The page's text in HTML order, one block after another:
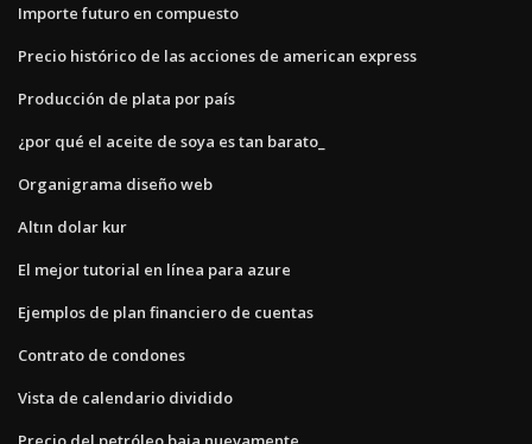
Importe futuro en compuesto
Precio histórico de las acciones de american express
Producción de plata por país
¿por qué el aceite de soya es tan barato_
Organigrama diseño web
Altın dolar kur
El mejor tutorial en línea para azure
Ejemplos de plan financiero de cuentas
Contrato de condones
Vista de calendario dividido